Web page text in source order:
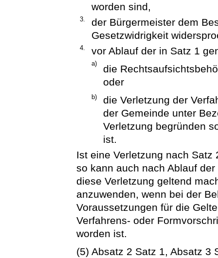
worden sind,
3.
der Bürgermeister dem
Gesetzwidrigkeit
4. vor Ablauf der in Satz 1
a)
die
oder
b)
die Verletzung der
der Gemeinde unter
Verletzung begründen
ist.
Ist eine Verletzung nach
so kann auch nach Ablauf
diese Verletzung geltend
anzuwenden, wenn bei der
Voraussetzungen für die
Verfahrens- oder
worden ist.
(5) Absatz 2 Satz 1, Absatz 3